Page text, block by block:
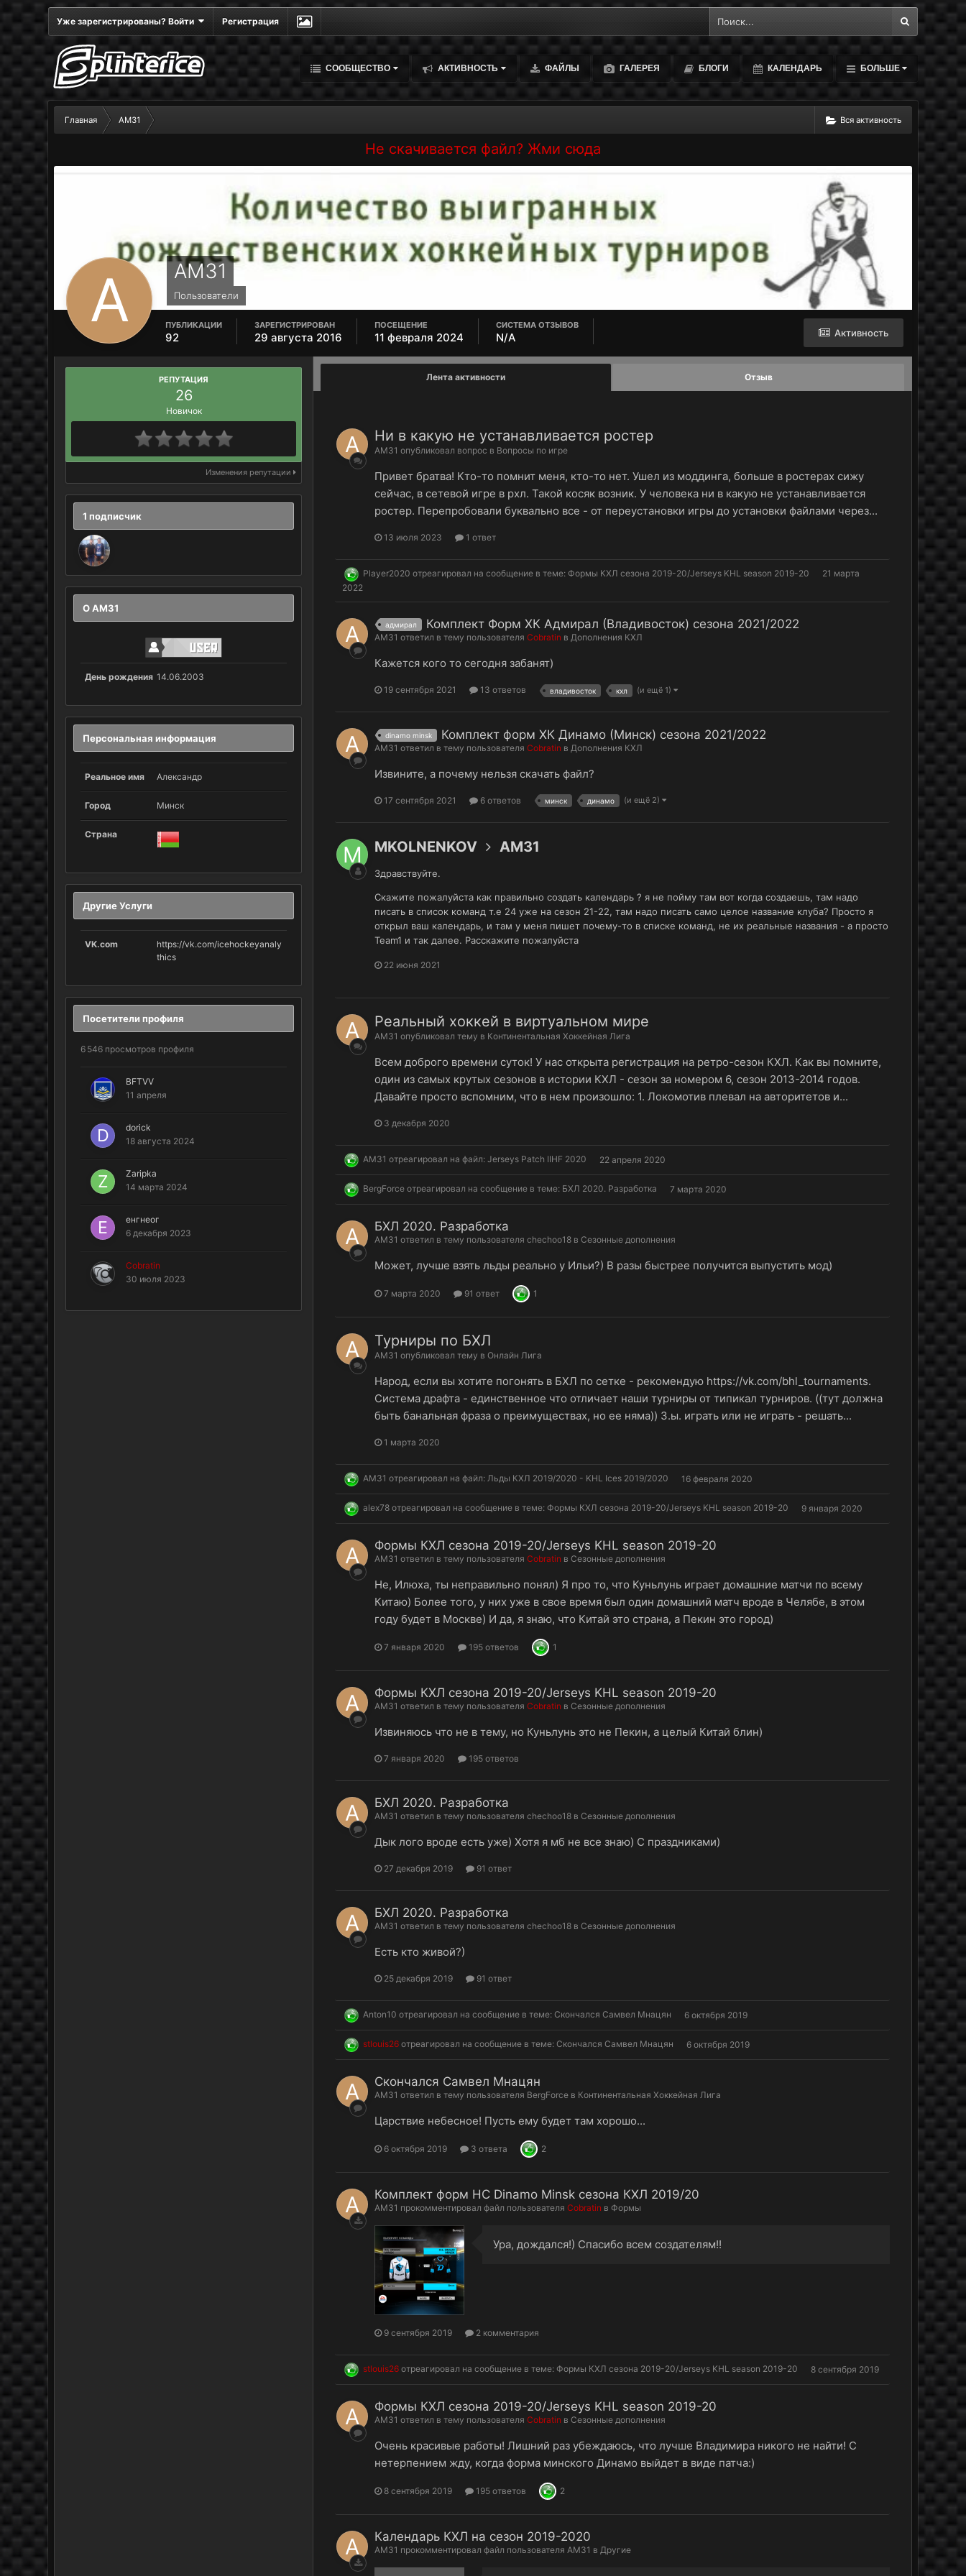
Уже зарегистрированы? Войти Регистрация
СООБЩЕСТВО АКТИВНОСТЬ ФАЙЛЫ ГАЛЕРЕЯ БЛОГИ КАЛЕНДАРЬ БОЛЬШЕ
Вся активность
Главная AM31
Не скачивается файл? Жми сюда
AM31
Пользователи
Активность
ПУБЛИКАЦИИ
92
ЗАРЕГИСТРИРОВАН
29 августа 2016
ПОСЕЩЕНИЕ
11 февраля 2024
СИСТЕМА ОТЗЫВОВ
N/A
РЕПУТАЦИЯ
26
Новичок
Изменения репутации
1 подписчик
О AM31
День рождения 14.06.2003
Персональная информация
Реальное имя Александр
Город Минск
Страна
Другие Услуги
VK.com
https://vk.com/icehockeyanaly
thics
Посетители профиля
6 546 просмотров профиля
BFTVV
11 апреля
dorick
18 августа 2024
Zaripka
14 марта 2024
енгнеог
6 декабря 2023
Cobratin
30 июля 2023
Лента активности Отзыв
Ни в какую не устанавливается ростер
AM31 опубликовал вопрос в Вопросы по игре
Привет братва! Кто-то помнит меня, кто-то нет. Ушел из моддинга, больше в ростерах сижу
сейчас, в сетевой игре в рхл. Такой косяк возник. У человека ни в какую не устанавливается
ростер. Перепробовали буквально все - от переустановки игры до установки файлами через...
13 июля 2023 1 ответ
Player2020 отреагировал на сообщение в теме:Формы КХЛ сезона 2019-20/Jerseys KHL season 2019-20
21 марта
2022
адмирал Комплект Форм ХК Адмирал (Владивосток) сезона 2021/2022
AM31 ответил в тему пользователяCobratin вДополнения КХЛ
Кажется кого то сегодня забанят)
19 сентября 2021 13 ответов владивосток кхл (и ещё 1)
dinamo minsk Комплект форм ХК Динамо (Минск) сезона 2021/2022
AM31 ответил в тему пользователяCobratin в Дополнения КХЛ
Извините, а почему нельзя скачать файл?
17 сентября 2021 6 ответов минск динамо (и ещё 2)
MKOLNENKOV AM31
Здравствуйте.
Скажите пожалуйста как правильно создать календарь ? я не пойму там вот когда создаешь, там надо
писать в список команд т.е 24 уже на сезон 21-22, там надо писать само целое название клуба? Просто я
открыл ваш календарь, и там у меня пишет почему-то в списке команд, не их реальные названия - а просто
Team1 и так далее. Расскажите пожалуйста
22 июня 2021
Реальный хоккей в виртуальном мире
AM31 опубликовал тему в Континентальная Хоккейная Лига
Всем доброго времени суток! У нас открыта регистрация на ретро-сезон КХЛ. Как вы помните,
один из самых крутых сезонов в истории КХЛ - сезон за номером 6, сезон 2013-2014 годов.
Давайте просто вспомним, что в нем произошло: 1. Локомотив плевал на авторитетов и...
3 декабря 2020
AM31 отреагировал на файл:Jerseys Patch IIHF 2020 22 апреля 2020
BergForce отреагировал на сообщение в теме: БХЛ 2020. Разработка 7 марта 2020
БХЛ 2020. Разработка
AM31 ответил в тему пользователяchechoo18 вСезонные дополнения
Может, лучше взять льды реально у Ильи?) В разы быстрее получится выпустить мод)
7 марта 2020 91 ответ 1
Турниры по БХЛ
AM31 опубликовал тему вОнлайн Лига
Народ, если вы хотите погонять в БХЛ по сетке - рекомендую https://vk.com/bhl_tournaments.
Система драфта - единственное что отличает наши турниры от типикал турниров. ((тут должна
быть банальная фраза о преимуществах, но ее няма)) З.ы. играть или не играть - решать...
1 марта 2020
AM31 отреагировал на файл:Льды КХЛ 2019/2020 - KHL Ices 2019/2020 16 февраля 2020
alex78 отреагировал на сообщение в теме:Формы КХЛ сезона 2019-20/Jerseys KHL season 2019-20 9 января 2020
Формы КХЛ сезона 2019-20/Jerseys KHL season 2019-20
AM31 ответил в тему пользователяCobratin вСезонные дополнения
Не, Илюха, ты неправильно понял) Я про то, что Куньлунь играет домашние матчи по всему
Китаю) Более того, у них уже в свое время был один домашний матч вроде в Челябе, в этом
году будет в Москве) И да, я знаю, что Китай это страна, а Пекин это город)
7 января 2020 195 ответов 1
Формы КХЛ сезона 2019-20/Jerseys KHL season 2019-20
AM31 ответил в тему пользователяCobratin вСезонные дополнения
Извиняюсь что не в тему, но Куньлунь это не Пекин, а целый Китай блин)
7 января 2020 195 ответов
БХЛ 2020. Разработка
AM31 ответил в тему пользователяchechoo18 вСезонные дополнения
Дык лого вроде есть уже) Хотя я мб не все знаю) С праздниками)
27 декабря 2019 91 ответ
БХЛ 2020. Разработка
AM31 ответил в тему пользователяchechoo18 вСезонные дополнения
Есть кто живой?)
25 декабря 2019 91 ответ
Anton10 отреагировал на сообщение в теме:Скончался Самвел Мнацян 6 октября 2019
stlouis26 отреагировал на сообщение в теме:Скончался Самвел Мнацян 6 октября 2019
Скончался Самвел Мнацян
AM31 ответил в тему пользователя BergForce в Континентальная Хоккейная Лига
Царствие небесное! Пусть ему будет там хорошо...
6 октября 2019 3 ответа 2
Комплект форм HC Dinamo Minsk сезона КХЛ 2019/20
AM31 прокомментировал файл пользователяCobratin вФормы
Ура, дождался!) Спасибо всем создателям!!
9 сентября 2019 2 комментария
stlouis26 отреагировал на сообщение в теме:Формы КХЛ сезона 2019-20/Jerseys KHL season 2019-20 8 сентября 2019
Формы КХЛ сезона 2019-20/Jerseys KHL season 2019-20
AM31 ответил в тему пользователяCobratin вСезонные дополнения
Очень красивые работы! Лишний раз убеждаюсь, что лучше Владимира никого не найти! С
нетерпением жду, когда форма минского Динамо выйдет в виде патча:)
8 сентября 2019 195 ответов 2
Календарь КХЛ на сезон 2019-2020
AM31 прокомментировал файл пользователяAM31 вДругие